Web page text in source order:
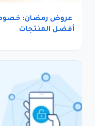
عروض رمضان:
أفضل المنتجات